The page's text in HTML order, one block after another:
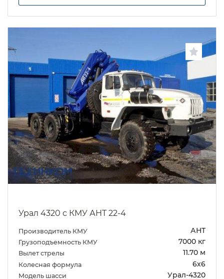
Урал 4320 с КМУ АНТ 22-4
Производитель КМУ АНТ
Грузоподъемность КМУ 7000 кг
Вылет стрелы 11.70 м
Колесная формула 6х6
Модель шасси Урал-4320